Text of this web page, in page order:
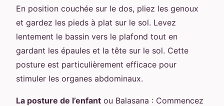
En position couchée sur le dos, pliez les genoux
et gardez les pieds à plat sur le sol. Levez
lentement le bassin vers le plafond tout en
gardant les épaules et la tête sur le sol. Cette
posture est particulièrement efficace pour
stimuler les organes abdominaux.
La posture de l’enfant ou Balasana : Commencez